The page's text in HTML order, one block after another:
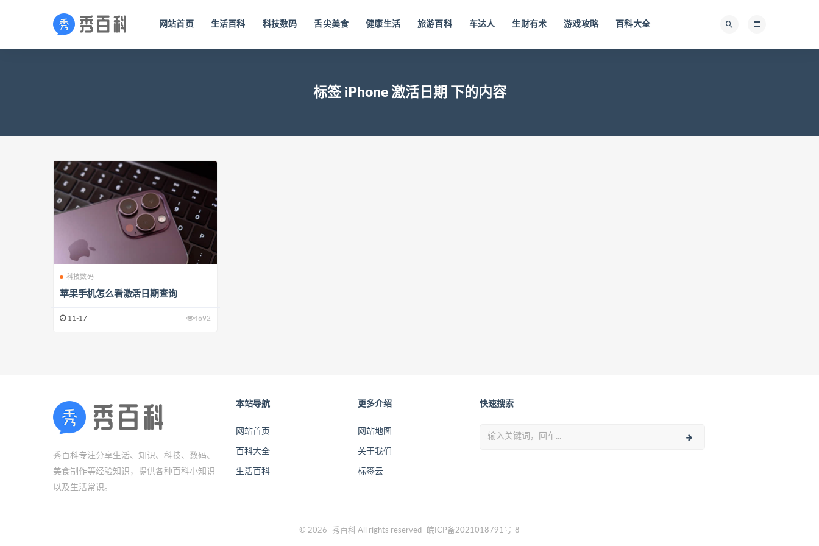
网站首页 生活百科 科技数码 舌尖美食 健康生活 旅游百科 车达人 生财有术 游戏攻略 百科大全
标签 iPhone 激活日期 下的内容
科技数码
苹果手机怎么看激活日期查询
11-17 4692
秀百科专注分享生活、知识、科技、数码、
美食制作等经验知识，提供各种百科小知识
以及生活常识。
本站导航
网站首页
百科大全
生活百科
更多介绍
网站地图
关于我们
标签云
快速搜索
© 2026 秀百科 All rights reserved 皖ICP备2021018791号-8